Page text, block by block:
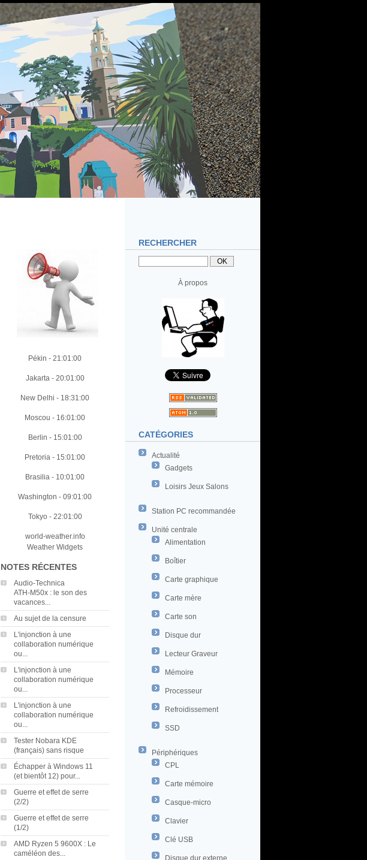
RECHERCHER
À propos
CATÉGORIES
Actualité
Gadgets
Loisirs Jeux Salons
Station PC recommandée
Unité centrale
Alimentation
Boîtier
Carte graphique
Carte mère
Carte son
Disque dur
Lecteur Graveur
Mémoire
Processeur
Refroidissement
SSD
Périphériques
CPL
Carte mémoire
Casque-micro
Clavier
Clé USB
Disque dur externe
Pékin - 21:01:02
Jakarta- 20:01:02
New Delhi - 18:31:02
Moscou - 16:01:02
Berlin - 15:01:02
Pretoria - 15:01:02
Brasilia - 10:01:02
Washington - 09:01:02
Tokyo - 22:01:02
world-weather.info
Weather Widgets
NOTES RÉCENTES
Audio‑Technica
ATH‑M50x : le son des
vacances...
Au sujet de la censure
L'injonction à une
collaboration numérique
ou...
L'injonction à une
collaboration numérique
ou...
L'injonction à une
collaboration numérique
ou...
Tester Nobara KDE
(français) sans risque
Échapper à Windows 11
(et bientôt 12) pour...
Guerre et effet de serre
(2/2)
Guerre et effet de serre
(1/2)
AMD Ryzen 5 9600X : Le
caméléon des...